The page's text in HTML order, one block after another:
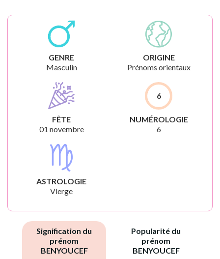
GENRE
Masculin
ORIGINE
Prénoms orientaux
FÊTE
01 novembre
6
NUMÉROLOGIE
6
ASTROLOGIE
Vierge
Signification du
prénom
BENYOUCEF
Popularité du
prénom
BENYOUCEF